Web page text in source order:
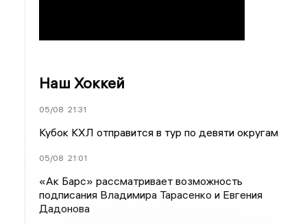
Наш Хоккей
05/08 21:31
Кубок КХЛ отправится в тур по девяти округам
05/08 21:01
«Ак Барс» рассматривает возможность
подписания Владимира Тарасенко и Евгения
Дадонова